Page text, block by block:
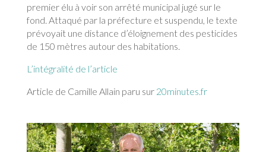
premier élu à voir son arrêté municipal jugé sur le
fond. Attaqué par la préfecture et suspendu, le texte
prévoyait une distance d’éloignement des pesticides
de 150 mètres autour des habitations.
L’intégralité de l’article
Article de Camille Allain paru sur 20minutes.fr